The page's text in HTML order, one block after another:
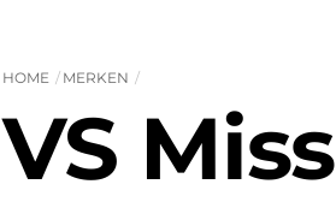
HOME MERKEN
VS Miss